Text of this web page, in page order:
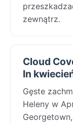
zewnątrz.
Cloud
In
Gęste
Heleny w